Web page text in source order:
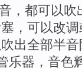
，都可以
，可以改
出全部半
乐器，音色